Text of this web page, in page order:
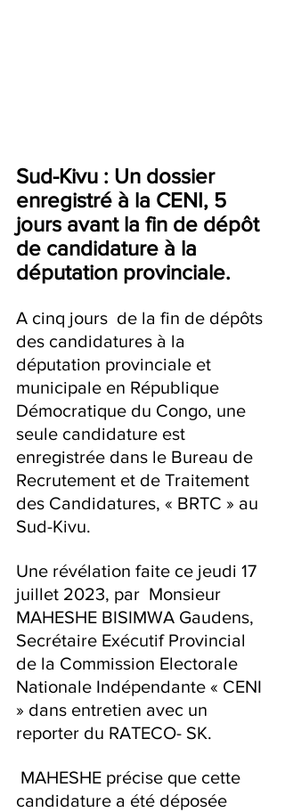
Sud-Kivu : Un dossier
enregistré à la CENI, 5
jours avant la fin de dépôt
de candidature à la
députation provinciale.
A cinq jours  de la fin de dépôts
des candidatures à la
députation provinciale et
municipale en République
Démocratique du Congo, une
seule candidature est
enregistrée dans le Bureau de
Recrutement et de Traitement
des Candidatures, « BRTC » au
Sud-Kivu.
Une révélation faite ce jeudi 17
juillet 2023, par  Monsieur
MAHESHE BISIMWA Gaudens,
Secrétaire Exécutif Provincial
de la Commission Electorale
Nationale Indépendante « CENI
» dans entretien avec un
reporter du RATECO- SK.
candidature a été déposée